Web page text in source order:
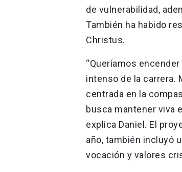
de vulnerabilidad,
También ha habido
Christus.
“Queríamos
intenso de la carrera.
centrada en la
busca mantener viva
explica Daniel. El
año, también incluyó
vocación y valores